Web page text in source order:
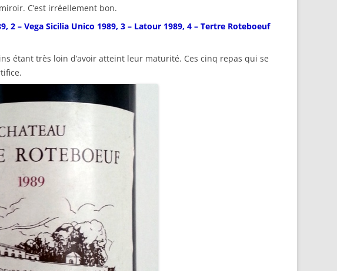
C’est irréellement bon.
2 – Vega Sicilia Unico 1989, 3 – Latour 1989, 4 – Tertre Roteboeuf
étant très loin d’avoir atteint leur maturité. Ces cinq repas qui se